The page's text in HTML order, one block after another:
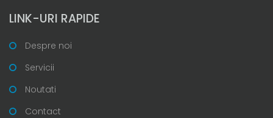
LINK-URI RAPIDE
Despre noi
Servicii
Noutati
Contact